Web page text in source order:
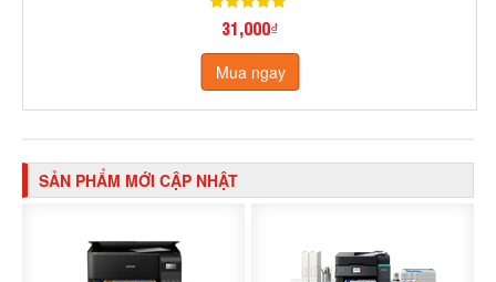
31,000₫
Mua ngay
SẢN PHẨM MỚI CẬP NHẬT